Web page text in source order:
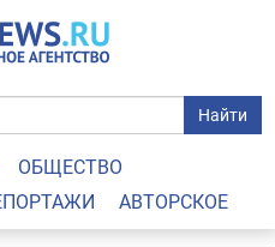
Найти
ОБЩЕСТВО
АВТОРСКОЕ